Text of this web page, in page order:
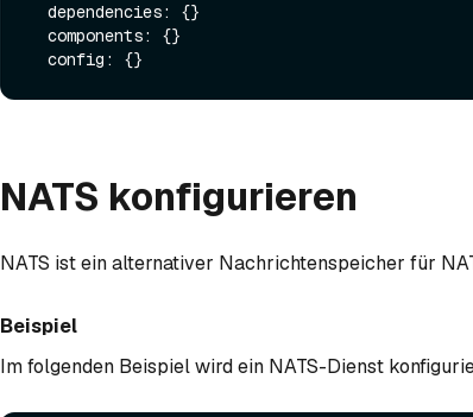
NATS konfigurieren
NATS ist ein alternativer Nachrichtenspeicher für
Beispiel
Im folgenden Beispiel wird ein NATS-Dienst